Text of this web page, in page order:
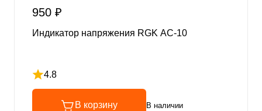
950 ₽
Индикатор напряжения RGK AC-10
4.8
Рейтинг 4.8 из 5
В корзину В наличии